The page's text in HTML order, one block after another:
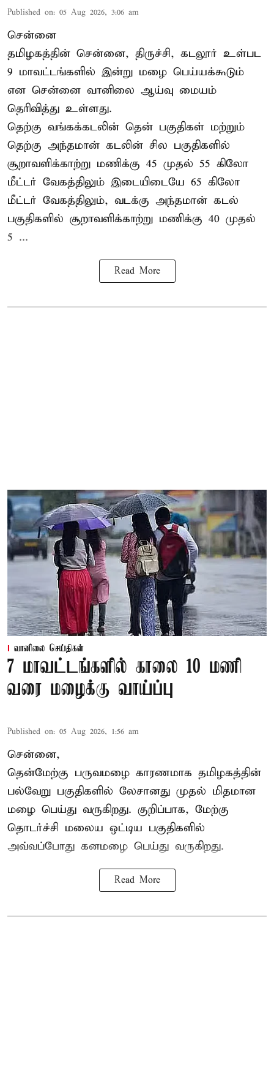
Published on: 05 Aug 2026, 3:06 am
சென்னை
தமிழகத்தின் சென்னை, திருச்சி, கடலூர் உள்பட
9 மாவட்டங்களில் இன்று மழை பெய்யக்கூடும்
என சென்னை வானிலை ஆய்வு மையம்
தெரிவித்து உள்ளது.
தெற்கு வங்கக்கடலின் தென் பகுதிகள் மற்றும்
தெற்கு அந்தமான் கடலின் சில பகுதிகளில்
சூறாவளிக்காற்று மணிக்கு 45 முதல் 55 கிலோ
மீட்டர் வேகத்திலும் இடையிடையே 65 கிலோ
மீட்டர் வேகத்திலும், வடக்கு அந்தமான் கடல்
பகுதிகளில் சூறாவளிக்காற்று மணிக்கு 40 முதல்
5 ...
Read More
வானிலை செய்திகள்
7 மாவட்டங்களில் காலை 10 மணி
வரை மழைக்கு வாய்ப்பு
Published on: 05 Aug 2026, 1:56 am
சென்னை,
தென்மேற்கு பருவமழை காரணமாக தமிழகத்தின்
பல்வேறு பகுதிகளில் லேசானது முதல் மிதமான
மழை பெய்து வருகிறது. குறிப்பாக, மேற்கு
தொடர்ச்சி மலைய ஒட்டிய பகுதிகளில்
அவ்வப்போது கனமழை பெய்து வருகிறது.
Read More